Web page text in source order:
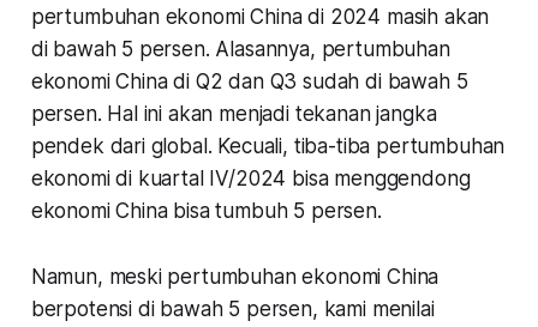
pertumbuhan ekonomi China di 2024 masih akan
di bawah 5 persen. Alasannya, pertumbuhan
ekonomi China di Q2 dan Q3 sudah di bawah 5
persen. Hal ini akan menjadi tekanan jangka
pendek dari global. Kecuali, tiba-tiba pertumbuhan
ekonomi di kuartal IV/2024 bisa menggendong
ekonomi China bisa tumbuh 5 persen.
Namun, meski pertumbuhan ekonomi China
berpotensi di bawah 5 persen, kami menilai